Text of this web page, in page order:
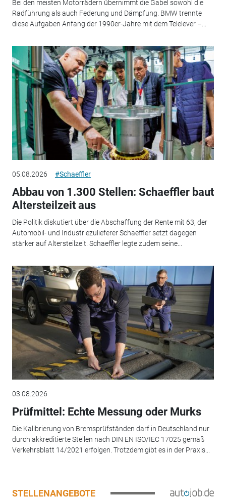
Bei den meisten Motorrädern übernimmt die Gabel sowohl die
Radführung als auch Federung und Dämpfung. BMW trennte
diese Aufgaben Anfang der 1990er-Jahre mit dem Telelever –...
05.08.2026 #Schaeffler
Abbau von 1.300 Stellen: Schaeffler baut
Altersteilzeit aus
Die Politik diskutiert über die Abschaffung der Rente mit 63, der
Automobil- und Industriezulieferer Schaeffler setzt dagegen
stärker auf Altersteilzeit. Schaeffler legte zudem seine...
03.08.2026
Prüfmittel: Echte Messung oder Murks
Die Kalibrierung von Bremsprüfständen darf in Deutschland nur
durch akkreditierte Stellen nach DIN EN ISO/IEC 17025 gemäß
Verkehrsblatt 14/2021 erfolgen. Trotzdem gibt es in der Praxis...
STELLENANGEBOTE